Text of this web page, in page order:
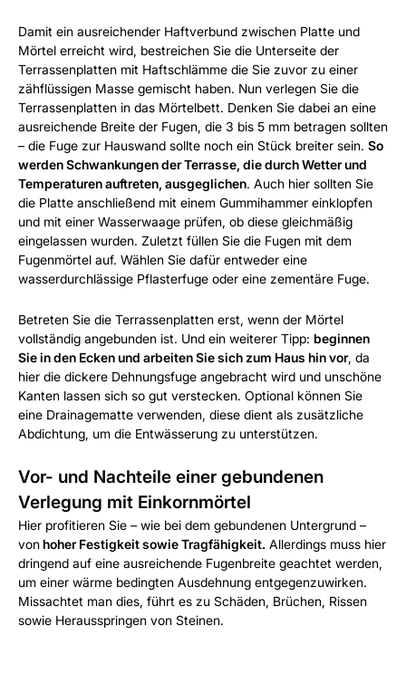
Damit ein ausreichender Haftverbund zwischen Platte und
Mörtel erreicht wird, bestreichen Sie die Unterseite der
Terrassenplatten mit Haftschlämme die Sie zuvor zu einer
zähflüssigen Masse gemischt haben. Nun verlegen Sie die
Terrassenplatten in das Mörtelbett. Denken Sie dabei an eine
ausreichende Breite der Fugen, die 3 bis 5 mm betragen sollten
– die Fuge zur Hauswand sollte noch ein Stück breiter sein. So
werden Schwankungen der Terrasse, die durch Wetter und
Temperaturen auftreten, ausgeglichen. Auch hier sollten Sie
die Platte anschließend mit einem Gummihammer einklopfen
und mit einer Wasserwaage prüfen, ob diese gleichmäßig
eingelassen wurden. Zuletzt füllen Sie die Fugen mit dem
Fugenmörtel auf. Wählen Sie dafür entweder eine
wasserdurchlässige Pflasterfuge oder eine zementäre Fuge.
Betreten Sie die Terrassenplatten erst, wenn der Mörtel
vollständig angebunden ist. Und ein weiterer Tipp: beginnen
Sie in den Ecken und arbeiten Sie sich zum Haus hin vor, da
hier die dickere Dehnungsfuge angebracht wird und unschöne
Kanten lassen sich so gut verstecken. Optional können Sie
eine Drainagematte verwenden, diese dient als zusätzliche
Abdichtung, um die Entwässerung zu unterstützen.
Vor- und Nachteile einer gebundenen
Verlegung mit Einkornmörtel
Hier profitieren Sie – wie bei dem gebundenen Untergrund –
vonhoher Festigkeit sowie Tragfähigkeit. Allerdings muss hier
dringend auf eine ausreichende Fugenbreite geachtet werden,
um einer wärme bedingten Ausdehnung entgegenzuwirken.
Missachtet man dies, führt es zu Schäden, Brüchen, Rissen
sowie Herausspringen von Steinen.